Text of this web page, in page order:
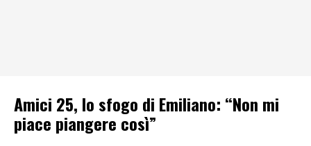
Amici 25, lo sfogo di Emiliano: “Non mi
piace piangere così”